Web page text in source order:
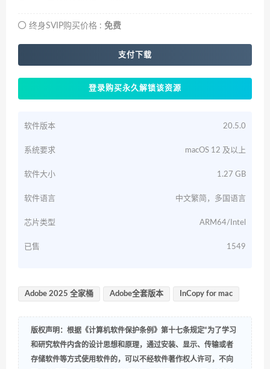
终身SVIP购买价格 : 免费
支付下载
登录购买永久解锁该资源
软件版本 20.5.0
系统要求 macOS 12 及以上
软件大小 1.27 GB
软件语言 中文繁简，多国语言
芯片类型 ARM64/Intel
已售 1549
Adobe 2025 全家桶 Adobe全套版本 InCopy for mac
版权声明：根据《计算机软件保护条例》第十七条规定“为了学习
和研究软件内含的设计思想和原理，通过安装、显示、传输或者
存储软件等方式使用软件的，可以不经软件著作权人许可，不向